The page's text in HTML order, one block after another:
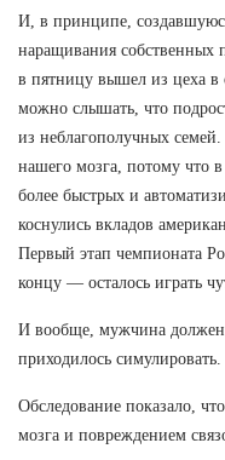
И, в принципе,
наращивания собственных
в пятницу вышел из цеха в
можно слышать, что
из неблагополучных
нашего мозга, потому что
более быстрых и
коснулись вкладов
Первый этап чемпионата
концу — осталось играть
И вообще, мужчина должен
приходилось симулировать.
Обследование показало,
мозга и повреждением